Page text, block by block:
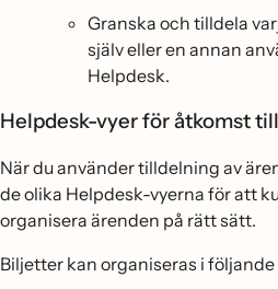
Granska och tilldela
själv eller en annan
Helpdesk.
Helpdesk-vyer för åtkomst
När du använder tilldelning av
de olika Helpdesk-vyerna för att
organisera ärenden på rätt sätt.
Biljetter kan organiseras i följande